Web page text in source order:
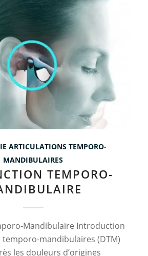
ARTICULATIONS TEMPORO-
MANDIBULAIRES
TEMPORO-
Mandibulaire Introduction
temporo-mandibulaires (DTM)
les douleurs d’origines